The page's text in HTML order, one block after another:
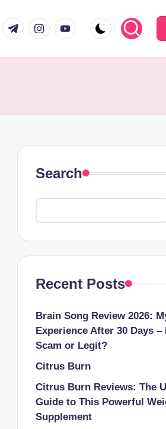
Search
Recent Posts
Brain Song Review 2026:
Experience After 30 Days
Scam or Legit?
Citrus Burn
Citrus Burn Reviews: The
Guide to This Powerful
Supplement